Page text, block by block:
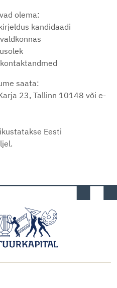
olema:
kandidaadi
saata:
23, Tallinn 10148 või e-
Eesti